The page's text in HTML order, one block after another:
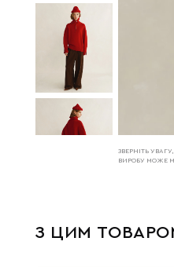
ЗВЕРНІТЬ
ВИРОБУ МОЖЕ
З ЦИМ